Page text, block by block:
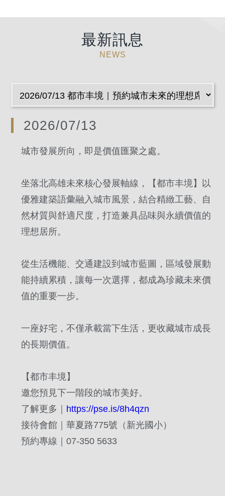
最新訊息
NEWS
2026/07/13
城市發展所向，即是價值匯聚之處。
坐落北高雄未來核心發展軸線，【都市丰境】以
優雅建築語彙融入城市風景，結合精緻工藝、自
然材質與舒適尺度，打造兼具品味與永續價值的
理想居所。
從生活機能、交通建設到城市藍圖，區域發展動
能持續累積，讓每一次選擇，都成為珍藏未來價
值的重要一步。
一座好宅，不僅承載當下生活，更收藏城市成長
的長期價值。
【都市丰境】
邀您預見下一階段的城市美好。
了解更多｜ https://pse.is/8h4qzn
接待會館｜華夏路775號（新光國小）
預約專線｜07-350 5633